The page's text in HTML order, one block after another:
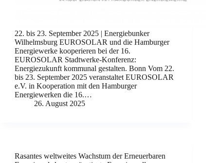
22. bis 23. September 2025 | Energiebunker
Wilhelmsburg EUROSOLAR und die Hamburger
Energiewerke kooperieren bei der 16.
EUROSOLAR Stadtwerke-Konferenz:
Energiezukunft kommunal gestalten. Bonn Vom 22.
bis 23. September 2025 veranstaltet EUROSOLAR
e.V. in Kooperation mit den Hamburger
Energiewerken die 16.…
26. August 2025
Rasantes weltweites Wachstum der Erneuerbaren